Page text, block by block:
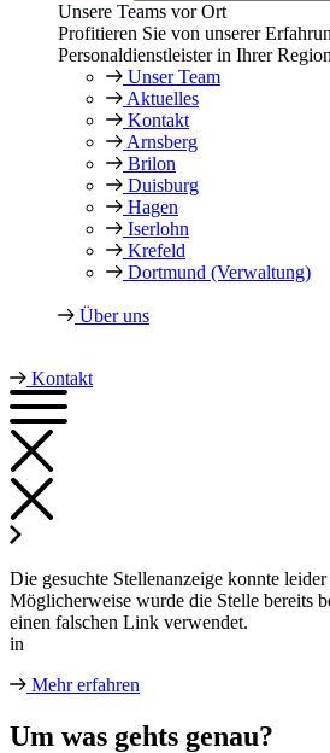
Unsere Teams vor Ort
Profitieren Sie von unserer
Personaldienstleister in Ihrer
Unser Team
Aktuelles
Kontakt
Arnsberg
Brilon
Duisburg
Hagen
Iserlohn
Krefeld
Dortmund (Verwaltung)
Über uns
Kontakt
Die gesuchte Stellenanzeige konnte
Möglicherweise wurde die Stelle bereits
einen falschen Link verwendet.
in
Mehr erfahren
Um was gehts genau?